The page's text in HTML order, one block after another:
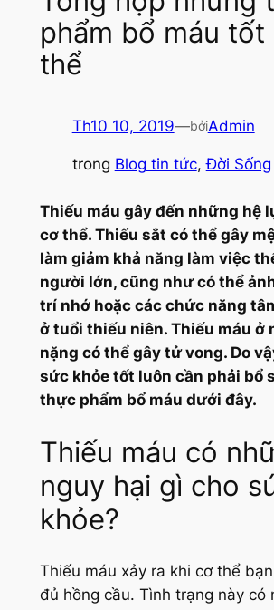
phẩm bổ máu
thể
Th10 10, 2019—bởiAdmin
trong Blog tin tức, Đời Sống
Thiếu máu gây đến những hệ
cơ thể. Thiếu sắt có thể gây
làm giảm khả năng làm việc
người lớn, cũng như có thể
trí nhớ hoặc các chức năng
ở tuổi thiếu niên. Thiếu máu ở
nặng có thể gây tử vong. Do
sức khỏe tốt luôn cần phải bổ
thực phẩm bổ máu dưới đây.
Thiếu máu có
nguy hại gì cho
khỏe?
Thiếu máu xảy ra khi cơ thể
đủ hồng cầu. Tình trạng này có